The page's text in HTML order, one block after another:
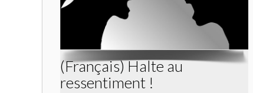
(Français) Halte au
ressentiment !